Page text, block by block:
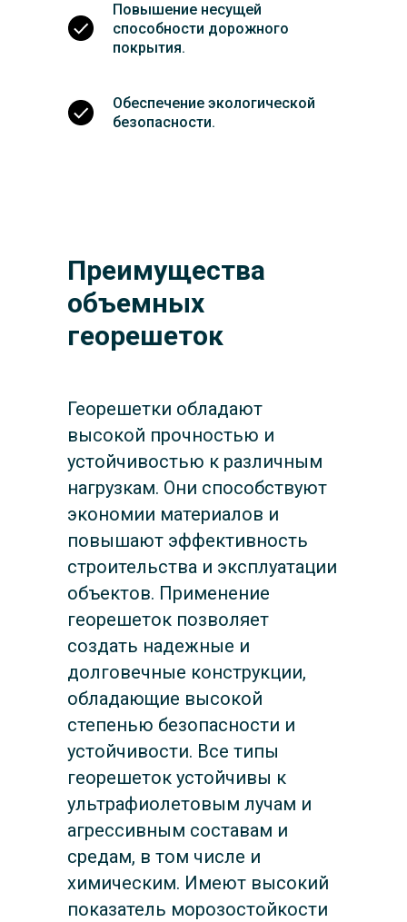
Повышение несущей
способности дорожного
покрытия.
Обеспечение экологической
безопасности.
Преимущества
объемных
георешеток
Георешетки обладают
высокой прочностью и
устойчивостью к различным
нагрузкам. Они способствуют
экономии материалов и
повышают эффективность
строительства и эксплуатации
объектов. Применение
георешеток позволяет
создать надежные и
долговечные конструкции,
обладающие высокой
степенью безопасности и
устойчивости. Все типы
георешеток устойчивы к
ультрафиолетовым лучам и
агрессивным составам и
средам, в том числе и
химическим. Имеют высокий
показатель морозостойкости